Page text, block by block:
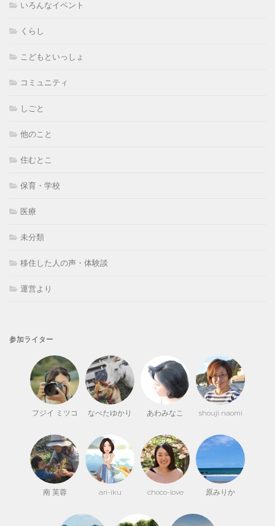
いろんなイベント
くらし
こどもといっしょ
コミュニティ
しごと
他のこと
住むとこ
保育・学校
医療
未分類
移住した人の声・体験談
運営より
参加ライター
フジイ ミツコ なべたゆかり あわみなこ shouji naomi
南 芙蓉 ari-iku choco-love 原みりか